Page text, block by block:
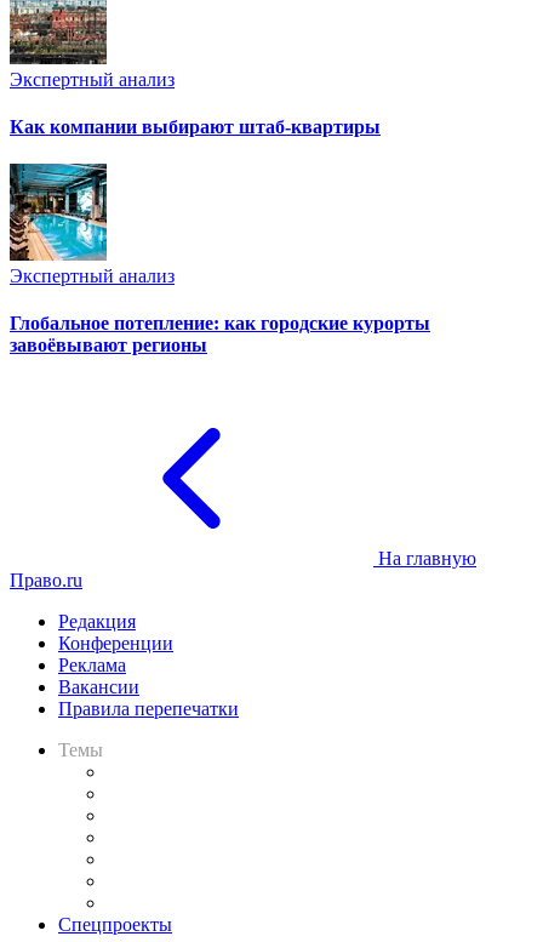
Экспертный анализ
Как компании выбирают штаб-квартиры
Экспертный анализ
Глобальное потепление: как городские курорты
завоёвывают регионы
На главную
Право.ru
Редакция
Конференции
Реклама
Вакансии
Правила перепечатки
Темы
Спецпроекты